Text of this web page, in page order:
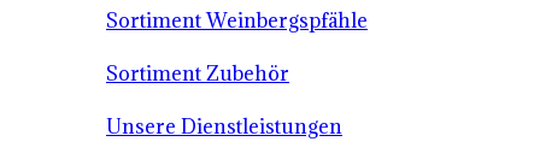
Sortiment Weinbergspfähle
Sortiment Zubehör
Unsere Dienstleistungen